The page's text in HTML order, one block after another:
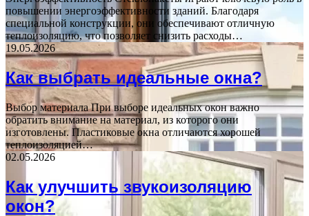
повышении энергоэффективности зданий. Благодаря
специальной конструкции, они обеспечивают отличную
теплоизоляцию, что позволяет снизить расходы…
19.05.2026
Как выбрать идеальные окна?
Выбор материала При выборе идеальных окон важно
обратить внимание на материал, из которого они
изготовлены. Пластиковые окна отличаются хорошей
теплоизоляцией…
02.05.2026
Как улучшить звукоизоляцию
окон?